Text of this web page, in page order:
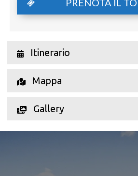
PRENOTA IL
Itinerario
Mappa
Gallery